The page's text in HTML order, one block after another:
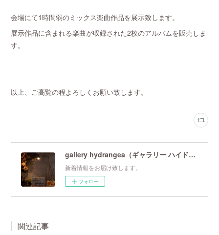
会場にて1時間弱のミックス楽曲作品を展示致します。
展示作品に含まれる楽曲が収録された2枚のアルバムを販売しま
す。
以上、ご高覧の程よろしくお願い致します。
gallery hydrangea（ギャラリー ハイドランジア）
新着情報をお届け致します。
フォロー
関連記事